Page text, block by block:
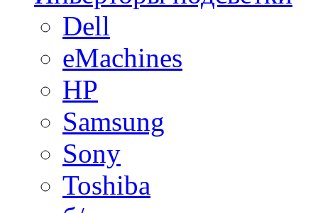
Dell
eMachines
HP
Samsung
Sony
Toshiba